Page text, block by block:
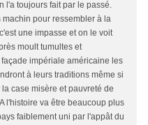
l'a toujours fait par le passé.
machin pour ressembler à la
une impasse et on le voit
moult tumultes et
façade impériale américaine les
à leurs traditions même si
case misère et pauvreté de
l'histoire va être beaucoup plus
faiblement uni par l'appât du